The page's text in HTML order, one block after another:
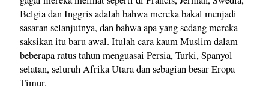
Belgia dan Inggris adalah bahwa mereka bakal menjadi
sasaran selanjutnya, dan bahwa apa yang sedang mereka
saksikan itu baru awal. Itulah cara kaum Muslim dalam
beberapa ratus tahun menguasai Persia, Turki, Spanyol
selatan, seluruh Afrika Utara dan sebagian besar Eropa
Timur.